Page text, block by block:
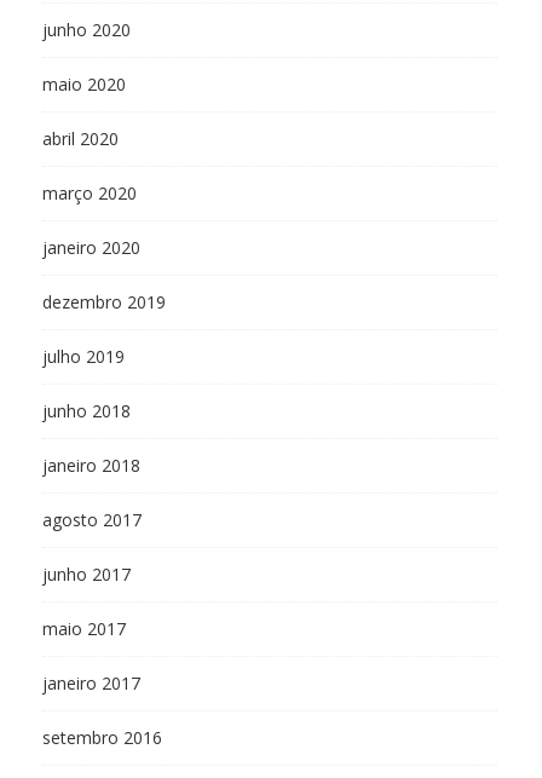
junho 2020
maio 2020
abril 2020
março 2020
janeiro 2020
dezembro 2019
julho 2019
junho 2018
janeiro 2018
agosto 2017
junho 2017
maio 2017
janeiro 2017
setembro 2016